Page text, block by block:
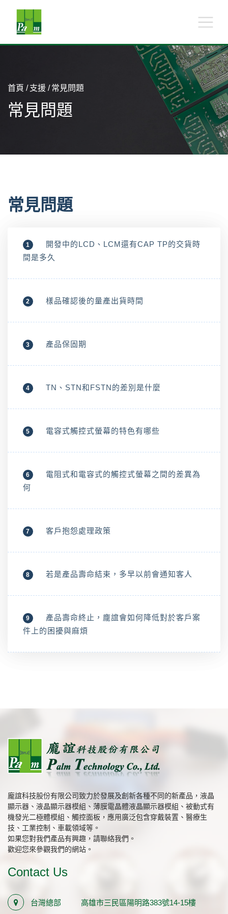
首頁 支援 常見問題
常見問題
常見問題
1
開發中的LCD、LCM還有CAP TP的交貨時
間是多久
2 樣品確認後的量產出貨時間
3 產品保固期
4 TN、STN和FSTN的差別是什麼
5 電容式觸控式螢幕的特色有哪些
6
電阻式和電容式的觸控式螢幕之間的差異為
何
7 客戶抱怨處理政策
8 若是產品壽命結束，多早以前會通知客人
9
產品壽命終止，龐誼會如何降低對於客戶案
件上的困擾與麻煩
龐誼科技股份有限公司致力於發展及創新各種不同的新產品，液晶
顯示器、液晶顯示器模組、薄膜電晶體液晶顯示器模組、被動式有
機發光二極體模組、觸控面板，應用廣泛包含穿戴裝置、醫療生
技、工業控制、車載領域等。
如果您對我們產品有興趣，請聯絡我們。
歡迎您來參觀我們的網站。
Contact Us
台灣總部 高雄市三民區陽明路383號14-15樓